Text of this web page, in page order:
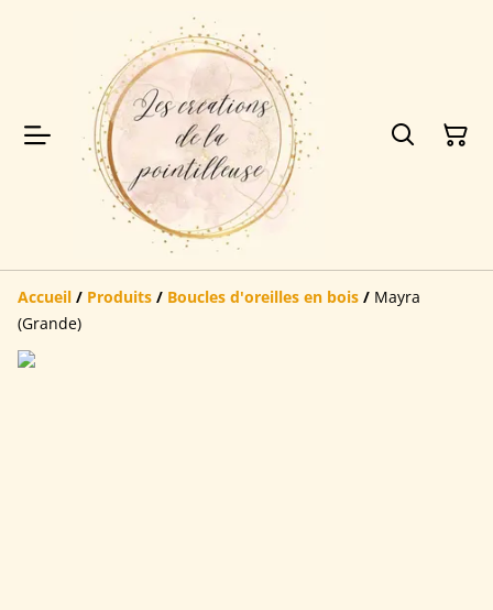
Accueil / Produits / Boucles d'oreilles en bois / Mayra
(Grande)